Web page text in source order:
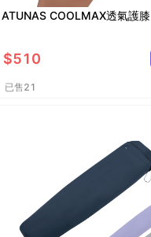
ATUNAS COOLMAX透氣護膝
$510
已售21